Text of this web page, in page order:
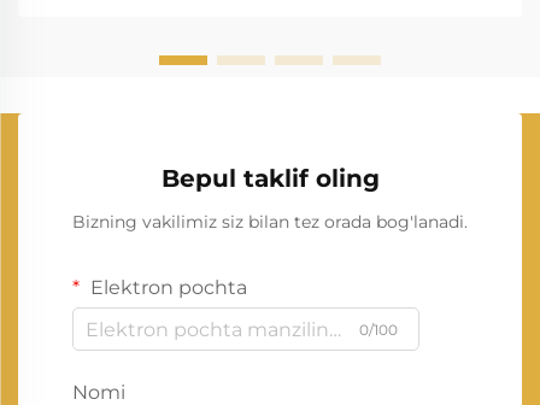
Bepul taklif oling
Bizning vakilimiz siz bilan tez orada bog'lanadi.
Elektron pochta
0/100
Nomi